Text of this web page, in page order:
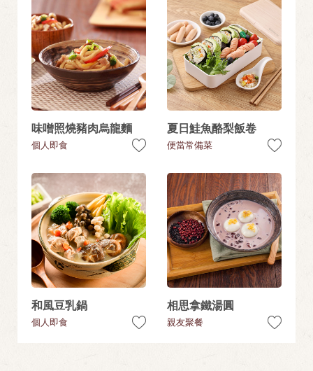
味噌照燒豬肉烏龍麵
個人即食
夏日鮭魚酪梨飯卷
便當常備菜
和風豆乳鍋
個人即食
相思拿鐵湯圓
親友聚餐